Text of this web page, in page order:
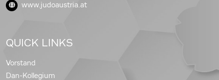
www.judoaustria.at
QUICK LINKS
Vorstand
Dan-Kollegium